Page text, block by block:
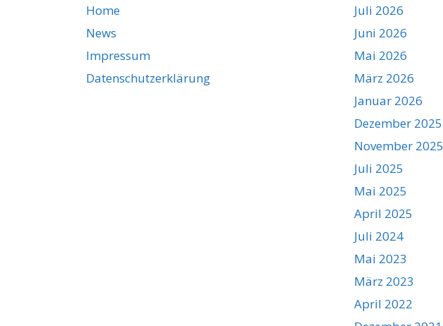
Home
News
Impressum
Datenschutzerklärung
Juli 2026
Juni 2026
Mai 2026
März 2026
Januar 2026
Dezember 2025
November 2025
Juli 2025
Mai 2025
April 2025
Juli 2024
Mai 2023
März 2023
April 2022